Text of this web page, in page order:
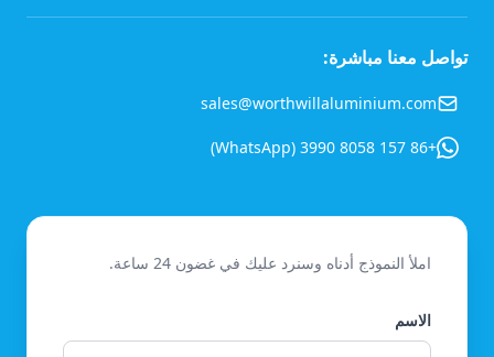
تواصل معنا مباشرة:
sales@worthwillaluminium.com
+86 157 8058 3990 (WhatsApp)
املأ النموذج أدناه وسنرد عليك في غضون 24 ساعة.
الاسم